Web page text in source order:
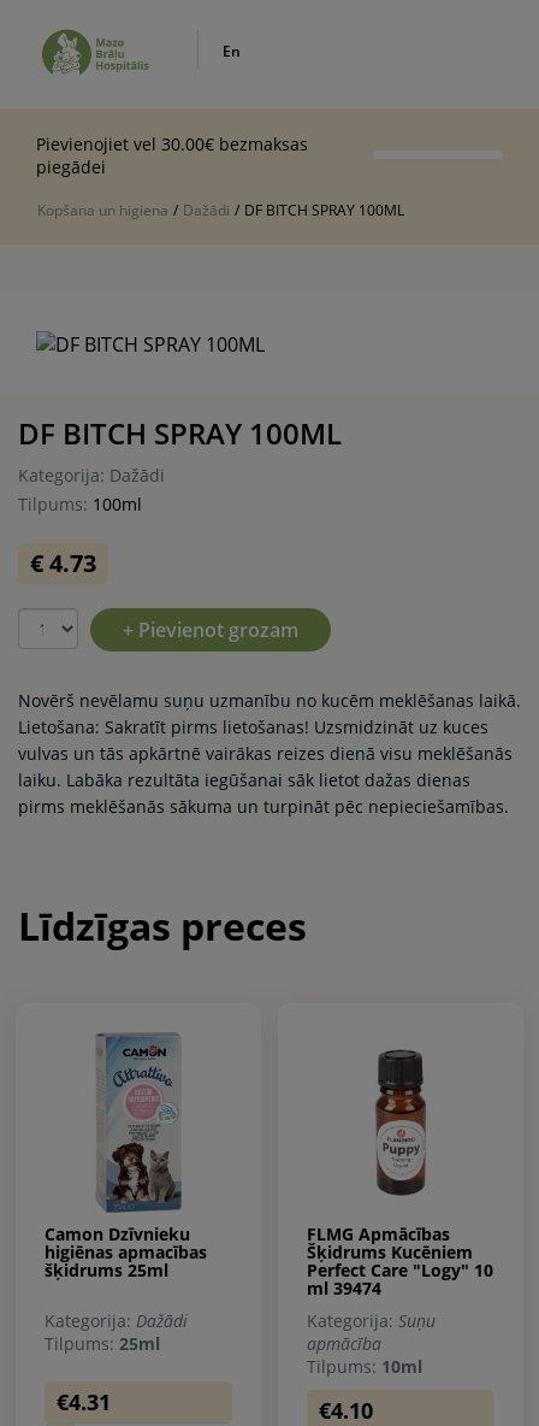
En
Pievienojiet vel 30.00€ bezmaksas
piegādei
Kopšana un higiena / Dažādi / DF BITCH SPRAY 100ML
DF BITCH SPRAY 100ML
Kategorija: Dažādi
Tilpums: 100ml
€ 4.73
+ Pievienot grozam
Novērš nevēlamu suņu uzmanību no kucēm meklēšanas laikā.
Lietošana: Sakratīt pirms lietošanas! Uzsmidzināt uz kuces
vulvas un tās apkārtnē vairākas reizes dienā visu meklēšanās
laiku. Labāka rezultāta iegūšanai sāk lietot dažas dienas
pirms meklēšanās sākuma un turpināt pēc nepieciešamības.
Līdzīgas preces
Camon Dzīvnieku
higiēnas apmacības
šķidrums 25ml
Kategorija: Dažādi
Tilpums: 25ml
€4.31
FLMG Apmācības
Šķidrums Kucēniem
Perfect Care "Logy" 10
ml 39474
Kategorija: Suņu
apmācība
Tilpums: 10ml
€4.10